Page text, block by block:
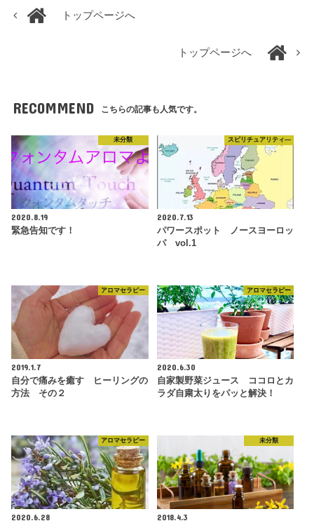
トップページへ
トップページへ
RECOMMEND こちらの記事も人気です。
未分類
2020.8.19
緊急告知です！
スピリチュアリティ―
2020.7.13
パワースポット ノースヨーロッ
パ vol.1
アロマセラピー
2019.1.7
自分で痛みを癒す ヒーリングの
方法 その２
アロマセラピー
2020.6.30
自家製野菜ジュース ココロとカ
ラダ自粛太りをパッと解決！
アロマセラピー
2020.6.28
未分類
2018.4.3